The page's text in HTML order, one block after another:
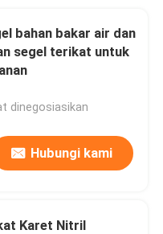
bahan bakar air dan
segel terikat untuk
dinegosiasikan
Hubungi kami
Karet Nitril